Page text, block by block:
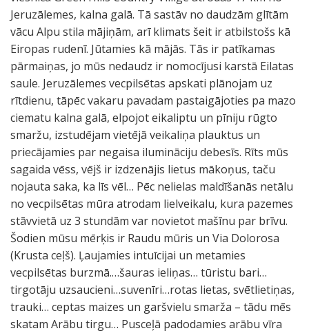
Jeruzālemes, kalna galā. Tā sastāv no daudzām glītām
vācu Alpu stila mājiņām, arī klimats šeit ir atbilstošs kā
Eiropas rudenī. Jūtamies kā mājās. Tās ir patīkamas
pārmaiņas, jo mūs nedaudz ir nomocījusi karstā Eilatas
saule. Jeruzālemes vecpilsētas apskati plānojam uz
rītdienu, tāpēc vakaru pavadam pastaigājoties pa mazo
ciematu kalna galā, elpojot eikaliptu un pīniju rūgto
smaržu, izstudējam vietējā veikaliņa plauktus un
priecājamies par negaisa ilumināciju debesīs. Rīts mūs
sagaida vēss, vējš ir izdzenājis lietus mākoņus, taču
nojauta saka, ka līs vēl… Pēc nelielas maldīšanās netālu
no vecpilsētas mūra atrodam lielveikalu, kura pazemes
stāvvietā uz 3 stundām var novietot mašīnu par brīvu.
Šodien mūsu mērķis ir Raudu mūris un Via Dolorosa
(Krusta ceļš). Ļaujamies intuīcijai un metamies
vecpilsētas burzmā.…šauras ieliņas… tūristu bari…
tirgotāju uzsaucieni…suvenīri…rotas lietas, svētlietiņas,
trauki… ceptas maizes un garšvielu smarža – tādu mēs
skatam Arābu tirgu… Pusceļā padodamies arābu vīra